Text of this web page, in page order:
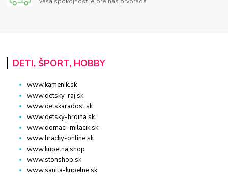
DETI, ŠPORT, HOBBY
www.kamenik.sk
www.detsky-raj.sk
www.detskaradost.sk
www.detsky-hrdina.sk
www.domaci-milacik.sk
www.hracky-online.sk
www.kupelna.shop
www.stonshop.sk
www.sanita-kupelne.sk